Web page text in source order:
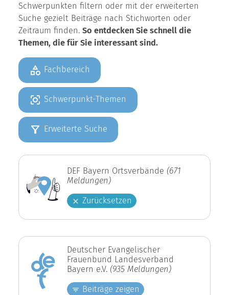
Schwerpunkten filtern oder mit der erweiterten
Suche gezielt Beiträge nach Stichworten oder
Zeitraum finden. So entdecken Sie schnell die
Themen, die für Sie interessant sind.
Fachbereich
Schwerpunkt-Themen
Erweiterte Suche
DEF Bayern Ortsverbände (671
Meldungen)
Zurücksetzen
Deutscher Evangelischer
Frauenbund Landesverband
Bayern e.V. (935 Meldungen)
Beiträge zeigen